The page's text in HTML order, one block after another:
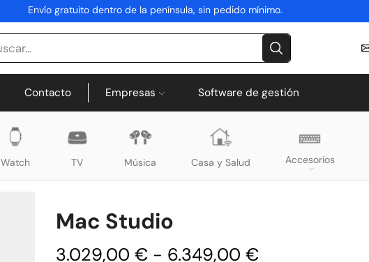
Envío gratuito dentro de la península, sin pedido mínimo.
Contacto Empresas Software de gestión
Watch TV Música Casa y Salud Accesorios
Mac Studio
3.029,00 € - 6.349,00 €